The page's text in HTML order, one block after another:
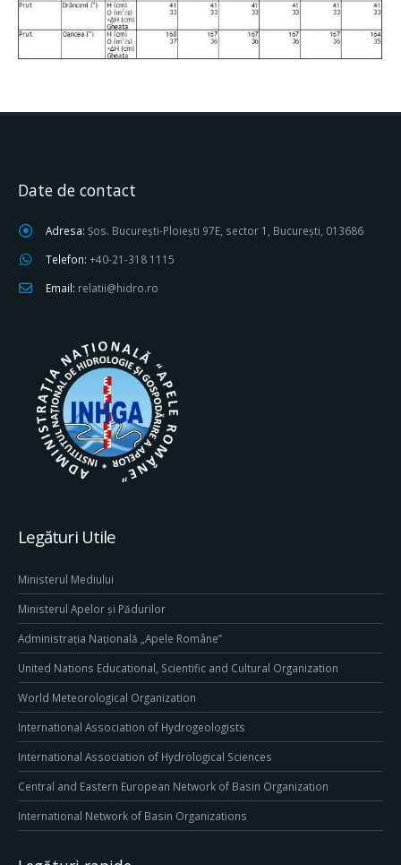
Date de contact
Adresa: Șos. București-Ploiești 97E, sector 1, București, 013686
Telefon: +40-21-318 1115
Email: relatii@hidro.ro
Legături Utile
Ministerul Mediului
Ministerul Apelor și Pădurilor
Administrația Națională „Apele Române”
United Nations Educational, Scientific and Cultural Organization
World Meteorological Organization
International Association of Hydrogeologists
International Association of Hydrological Sciences
Central and Eastern European Network of Basin Organization
International Network of Basin Organizations